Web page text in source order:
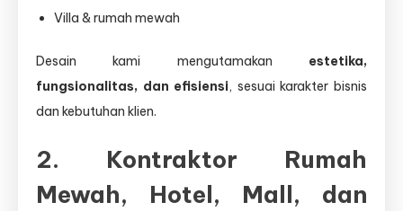
Villa & rumah mewah
Desain kami mengutamakan estetika,
fungsionalitas, dan efisiensi, sesuai karakter bisnis
dan kebutuhan klien.
2. Kontraktor Rumah
Mewah, Hotel, Mall, dan